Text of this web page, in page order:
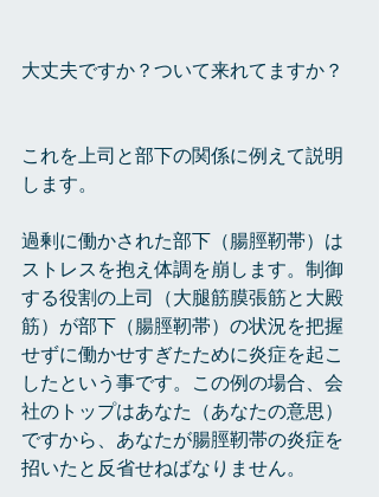
大丈夫ですか？ついて来れてますか？
これを上司と部下の関係に例えて説明
します。
過剰に働かされた部下（腸脛靭帯）は
ストレスを抱え体調を崩します。制御
する役割の上司（大腿筋膜張筋と大殿
筋）が部下（腸脛靭帯）の状況を把握
せずに働かせすぎたために炎症を起こ
したという事です。この例の場合、会
社のトップはあなた（あなたの意思）
ですから、あなたが腸脛靭帯の炎症を
招いたと反省せねばなりません。